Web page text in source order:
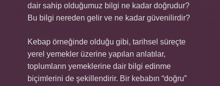
dair sahip olduğumuz bilgi ne kadar doğrudur?
Bu bilgi nereden gelir ve ne kadar güvenilirdir?
Kebap örneğinde olduğu gibi, tarihsel süreçte
yerel yemekler üzerine yapılan anlatılar,
toplumların yemeklerine dair bilgi edinme
biçimlerini de şekillendirir. Bir kebabın “doğru”